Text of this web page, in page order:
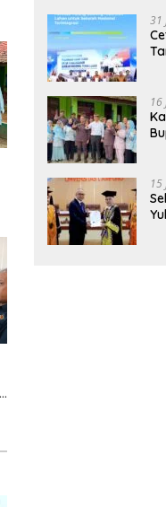
31
16
15